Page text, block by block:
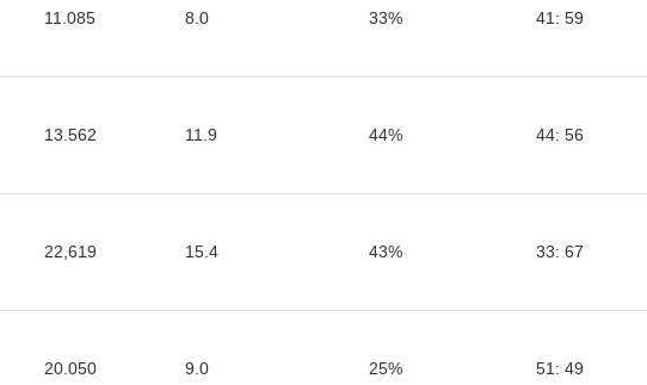
11.085 8.0 33% 41: 59
13.562 11.9 44% 44: 56
22,619 15.4 43% 33: 67
20.050 9.0 25% 51: 49